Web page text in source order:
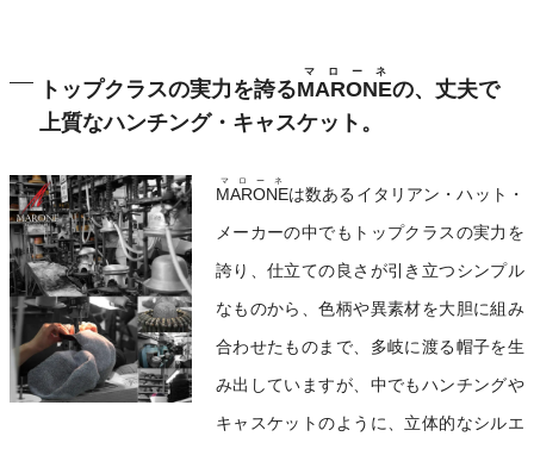
トップクラスの実力を誇るMARONE
マローネ
の、丈夫で
上質なハンチング・キャスケット。
MARONE
マローネ
は数あるイタリアン・ハット・
メーカーの中でもトップクラスの実力を
誇り、仕立ての良さが引き立つシンプル
なものから、色柄や異素材を大胆に組み
合わせたものまで、多岐に渡る帽子を生
み出していますが、中でもハンチングや
キャスケットのように、立体的なシルエ